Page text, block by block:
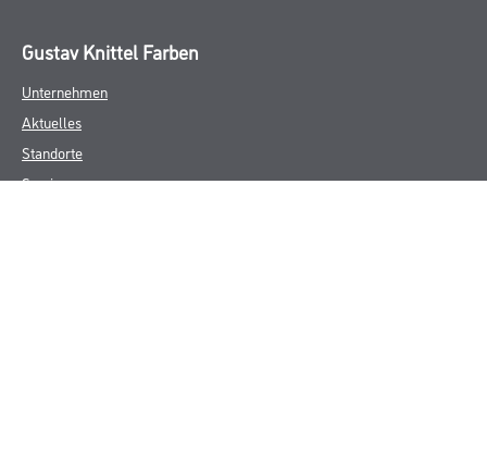
Gustav Knittel Farben
Unternehmen
Aktuelles
Standorte
Services